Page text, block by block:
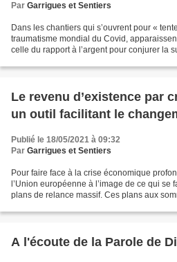
Par Garrigues et Sentiers
Dans les chantiers qui s’ouvrent pour «
traumatisme mondial du Covid,
celle du rapport à l’argent pour conjurer la
Le revenu d’existence par
un outil facilitant le
Publié le 18/05/2021 à 09:32
Par Garrigues et Sentiers
Pour faire face à la crise économique
l’Union européenne à l’image de ce qui se
plans de relance massif. Ces plans aux
A l'écoute de la Parole de